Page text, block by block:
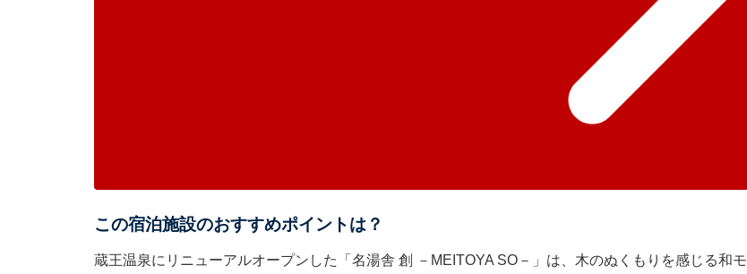
この宿泊施設のおすすめポイントは？
蔵王温泉にリニューアルオープンした「名湯舎 創 －MEITOYA SO－」は、木のぬくもりを感じる和モ